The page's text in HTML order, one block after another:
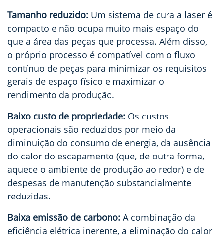
Tamanho reduzido: Um sistema de cura a laser é
compacto e não ocupa muito mais espaço do
que a área das peças que processa. Além disso,
o próprio processo é compatível com o fluxo
contínuo de peças para minimizar os requisitos
gerais de espaço físico e maximizar o
rendimento da produção.
Baixo custo de propriedade: Os custos
operacionais são reduzidos por meio da
diminuição do consumo de energia, da ausência
do calor do escapamento (que, de outra forma,
aquece o ambiente de produção ao redor) e de
despesas de manutenção substancialmente
reduzidas.
Baixa emissão de carbono: A combinação da
eficiência elétrica inerente, a eliminação do calor